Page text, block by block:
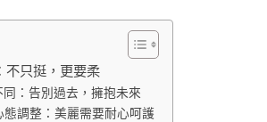
不只挺，更要柔
：告別過去，擁抱未來
態調整：美麗需要耐心呵護